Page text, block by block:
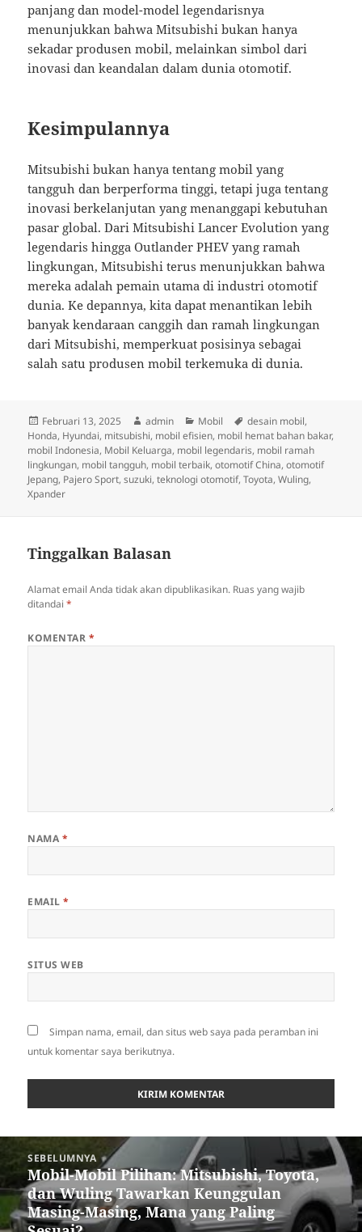
panjang dan model-model legendarisnya
menunjukkan bahwa Mitsubishi bukan hanya
sekadar produsen mobil, melainkan simbol dari
inovasi dan keandalan dalam dunia otomotif.
Kesimpulannya
Mitsubishi bukan hanya tentang mobil yang
tangguh dan berperforma tinggi, tetapi juga tentang
inovasi berkelanjutan yang menanggapi kebutuhan
pasar global. Dari Mitsubishi Lancer Evolution yang
legendaris hingga Outlander PHEV yang ramah
lingkungan, Mitsubishi terus menunjukkan bahwa
mereka adalah pemain utama di industri otomotif
dunia. Ke depannya, kita dapat menantikan lebih
banyak kendaraan canggih dan ramah lingkungan
dari Mitsubishi, memperkuat posisinya sebagai
salah satu produsen mobil terkemuka di dunia.
Diposkan
pada
Februari 13, 2025 Penulis
admin Kategori
Mobil Tag
desain mobil,
Honda, Hyundai, mitsubishi, mobil efisien, mobil hemat bahan bakar,
mobil Indonesia, Mobil Keluarga, mobil legendaris, mobil ramah
lingkungan, mobil tangguh, mobil terbaik,otomotif China,otomotif
Jepang, Pajero Sport,suzuki,teknologi otomotif,Toyota,Wuling,
Xpander
Tinggalkan Balasan
Alamat email Anda tidak akan dipublikasikan. Ruas yang wajib
ditandai*
KOMENTAR *
NAMA *
EMAIL*
SITUS WEB
Simpan nama, email, dan situs web saya pada peramban ini
untuk komentar saya berikutnya.
Navigasi
pos
SEBELUMNYA
Pos
sebelumnya:
Mobil-Mobil Pilihan: Mitsubishi, Toyota,
dan Wuling Tawarkan Keunggulan
Masing-Masing, Mana yang Paling